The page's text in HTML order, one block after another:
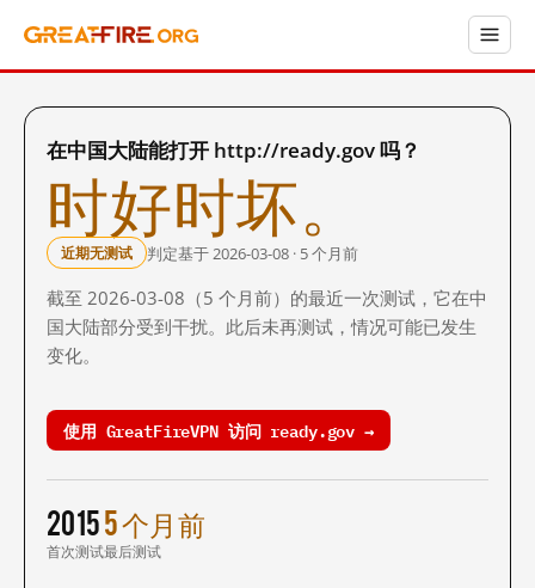
在中国大陆能打开 http://ready.gov 吗？
时好时坏。
近期无测试 判定基于 2026-03-08 · 5 个月前
截至 2026-03-08（5 个月前）的最近一次测试，它在中
国大陆部分受到干扰。此后未再测试，情况可能已发生
变化。
使用 GreatFireVPN 访问 ready.gov →
2015
首次测试
5 个月前
最后测试